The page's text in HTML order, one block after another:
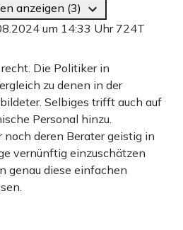
anzeigen (3)
um 14:33 Uhr 724T
Die Politiker in
zu denen in der
Selbiges trifft auch auf
Personal hinzu.
deren Berater geistig in
vernünftig einzuschätzen
genau diese einfachen